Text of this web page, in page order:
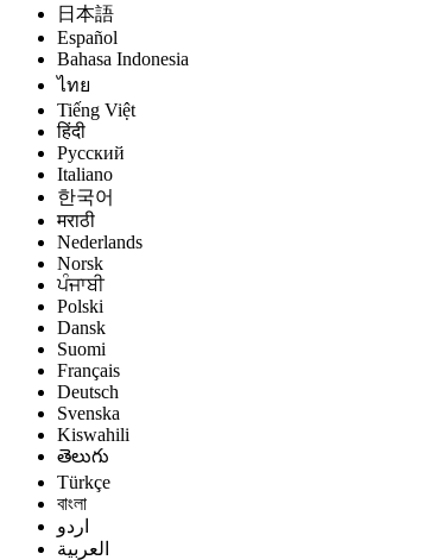
日本語
Español
Bahasa Indonesia
ไทย
Tiếng Việt
हिंदी
Русский
Italiano
한국어
मराठी
Nederlands
Norsk
ਪੰਜਾਬੀ
Polski
Dansk
Suomi
Français
Deutsch
Svenska
Kiswahili
తెలుగు
Türkçe
বাংলা
اردو
العربية